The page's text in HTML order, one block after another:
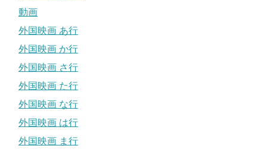
動画
外国映画 あ行
外国映画 か行
外国映画 さ行
外国映画 た行
外国映画 な行
外国映画 は行
外国映画 ま行